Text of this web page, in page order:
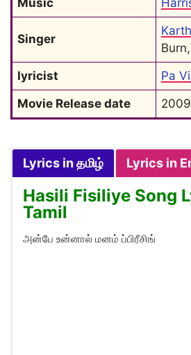
Music
Singer
lyricist
Pa
Movie Release date
2009
Lyrics in தமிழ் Lyrics in
Hasili Fisiliye Song
Tamil
அன்பே உன்னால் மனம் ப்பிரீசிங்